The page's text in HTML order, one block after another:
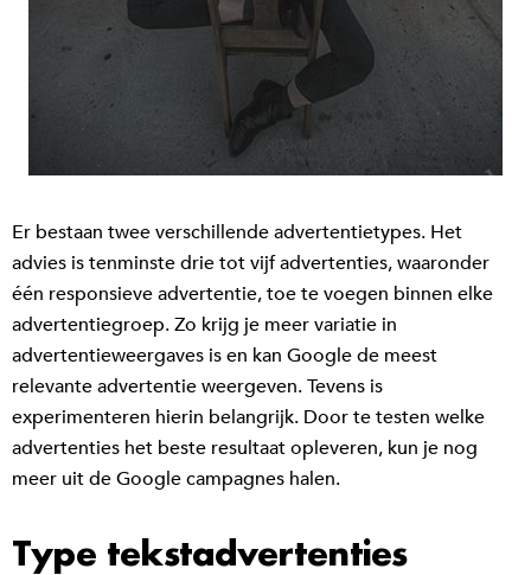
Er bestaan twee verschillende advertentietypes. Het
advies is tenminste drie tot vijf advertenties, waaronder
één responsieve advertentie, toe te voegen binnen elke
advertentiegroep. Zo krijg je meer variatie in
advertentieweergaves is en kan Google de meest
relevante advertentie weergeven. Tevens is
experimenteren hierin belangrijk. Door te testen welke
advertenties het beste resultaat opleveren, kun je nog
meer uit de Google campagnes halen.
Type tekstadvertenties